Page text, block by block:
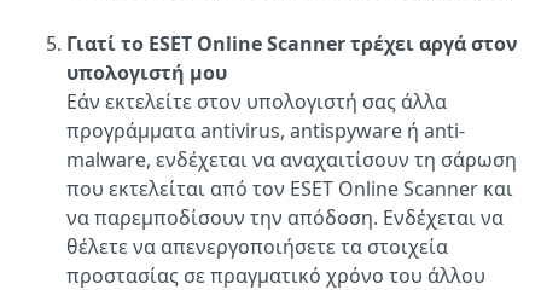
Γιατί το ESET Online Scanner τρέχει αργά στον
υπολογιστή μου
Εάν εκτελείτε στον υπολογιστή σας άλλα
προγράμματα antivirus, antispyware ή anti-
malware, ενδέχεται να αναχαιτίσουν τη σάρωση
που εκτελείται από τον ESET Online Scanner και
να παρεμποδίσουν την απόδοση. Ενδέχεται να
θέλετε να απενεργοποιήσετε τα στοιχεία
προστασίας σε πραγματικό χρόνο του άλλου